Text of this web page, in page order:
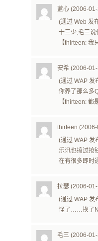
蓝心 (2006-
(通过 Web 发
十三少,毛三说
【thirteen:
安希 (2006-
(通过 WAP 发
你养了那么多
【thirteen:
thirteen
(通过 WAP 发
乐讯也搞过
在有很多即时
拉瑟 (2006-
(通过 WAP 发
怪了……换了N
毛三 (2006-